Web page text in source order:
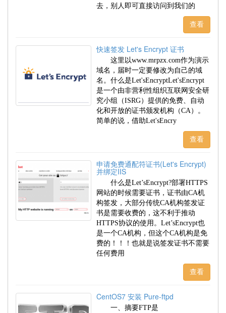
去，别人即可直接访问到我们的
查看
快速签发 Let's Encrypt 证书
这里以www.mrpzx.com作为演示
域名，届时一定要修改为自己的域
名。什么是Let'sEncryptLet'sEncrypt
是一个由非营利性组织互联网安全研
究小组（ISRG）提供的免费、自动
化和开放的证书颁发机构（CA）。
简单的说，借助Let'sEncry
查看
申请免费通配符证书(Let's Encrypt)
并绑定IIS
什么是Let’sEncrypt?部署HTTPS
网站的时候需要证书，证书由CA机
构签发，大部分传统CA机构签发证
书是需要收费的，这不利于推动
HTTPS协议的使用。Let’sEncrypt也
是一个CA机构，但这个CA机构是免
费的！！！也就是说签发证书不需要
任何费用
查看
CentOS7 安装 Pure-ftpd
一、摘要FTP是